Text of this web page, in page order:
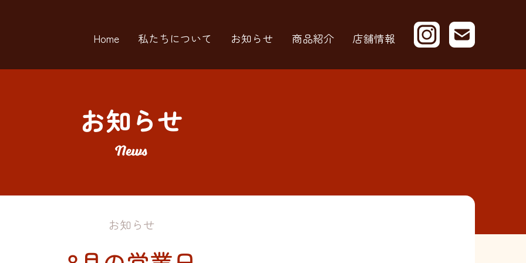
Home 私たちについて お知らせ 商品紹介 店舗情報
お知らせ
お知らせ